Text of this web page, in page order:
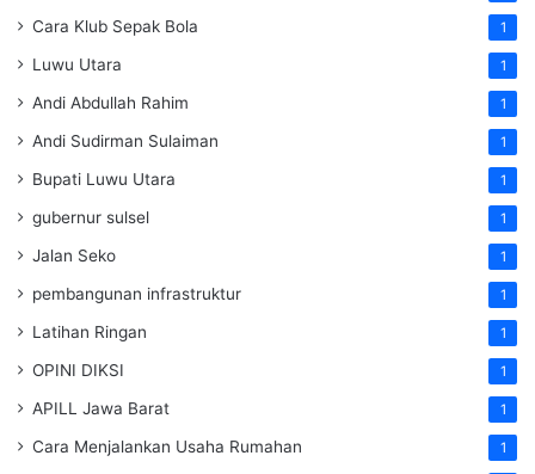
Cara Klub Sepak Bola 1
Luwu Utara 1
Andi Abdullah Rahim 1
Andi Sudirman Sulaiman 1
Bupati Luwu Utara 1
gubernur sulsel 1
Jalan Seko 1
pembangunan infrastruktur 1
Latihan Ringan 1
OPINI DIKSI 1
APILL Jawa Barat 1
Cara Menjalankan Usaha Rumahan 1